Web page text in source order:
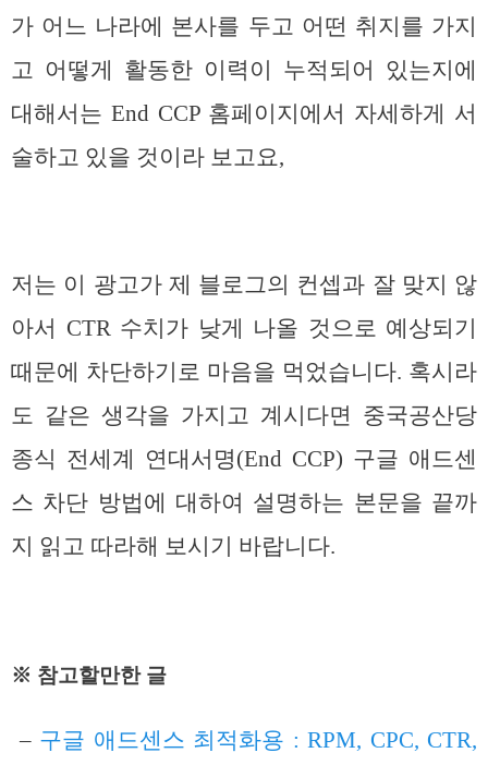
가 어느 나라에 본사를 두고 어떤 취지를 가지
고 어떻게 활동한 이력이 누적되어 있는지에
대해서는 End CCP 홈페이지에서 자세하게 서
술하고 있을 것이라 보고요,
저는 이 광고가 제 블로그의 컨셉과 잘 맞지 않
아서 CTR 수치가 낮게 나올 것으로 예상되기
때문에 차단하기로 마음을 먹었습니다. 혹시라
도 같은 생각을 가지고 계시다면 중국공산당
종식 전세계 연대서명(End CCP) 구글 애드센
스 차단 방법에 대하여 설명하는 본문을 끝까
지 읽고 따라해 보시기 바랍니다.
※ 참고할만한 글
– 구글 애드센스 최적화용 : RPM, CPC, CTR,